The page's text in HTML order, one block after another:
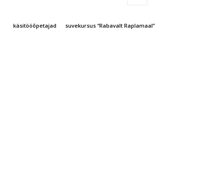
käsitööõpetajad suvekursus “Rabavalt Raplamaal”